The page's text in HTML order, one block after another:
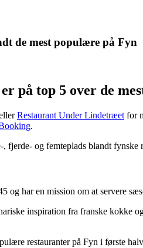
de mest populære på Fyn
på top 5 over de
Restaurant Under Lindetræet for
.
fjerde- og femteplads blandt
og har en mission om at servere
inspiration fra franske kokke
restauranter på Fyn i første